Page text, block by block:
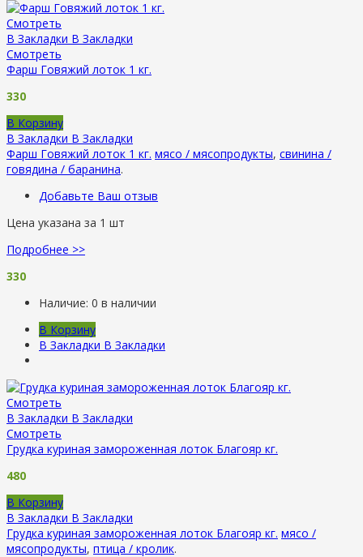
Смотреть
В Закладки В Закладки
Смотреть
Фарш Говяжий лоток 1 кг.
330
В Корзину
В Закладки В Закладки
Фарш Говяжий лоток 1 кг. мясо / мясопродукты, свинина /
говядина / баранина.
Добавьте Ваш отзыв
Цена указана за 1 шт
Подробнее >>
330
Наличие: 0 в наличии
В Корзину
В Закладки В Закладки
Смотреть
В Закладки В Закладки
Смотреть
Грудка куриная замороженная лоток Благояр кг.
480
В Корзину
В Закладки В Закладки
Грудка куриная замороженная лоток Благояр кг. мясо /
мясопродукты, птица / кролик.